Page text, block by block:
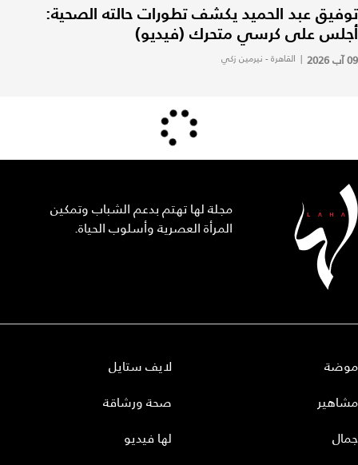
توفيق عبد الحميد يكشف تطورات حالته الصحية:
أجلس على كرسي متحرك (فيديو)
09 آب 2026 | القاهرة - نيرمين زكي
مجلة لها تهتم بدعم الشباب وتمكين
المرأة العصرية وأسلوب الحياة.
موضة
مشاهير
جمال
لايف ستايل
صحة ورشاقة
لها فيديو